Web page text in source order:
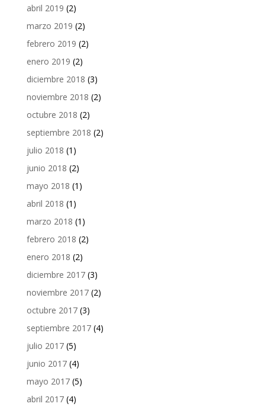
abril 2019 (2)
marzo 2019 (2)
febrero 2019 (2)
enero 2019 (2)
diciembre 2018 (3)
noviembre 2018 (2)
octubre 2018 (2)
septiembre 2018 (2)
julio 2018 (1)
junio 2018 (2)
mayo 2018 (1)
abril 2018 (1)
marzo 2018 (1)
febrero 2018 (2)
enero 2018 (2)
diciembre 2017(3)
noviembre 2017(2)
octubre 2017(3)
septiembre 2017(4)
julio 2017(5)
junio 2017(4)
mayo 2017(5)
abril 2017(4)